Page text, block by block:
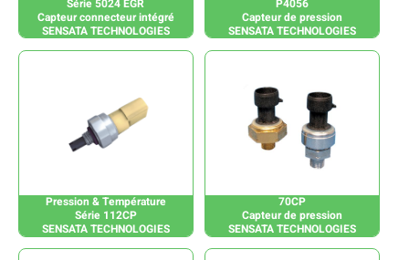
Capteur connecteur intégré
SENSATA TECHNOLOGIES
Capteur de pression
SENSATA TECHNOLOGIES
Pression & Température
Série 112CP
SENSATA TECHNOLOGIES
70CP
Capteur de pression
SENSATA TECHNOLOGIES